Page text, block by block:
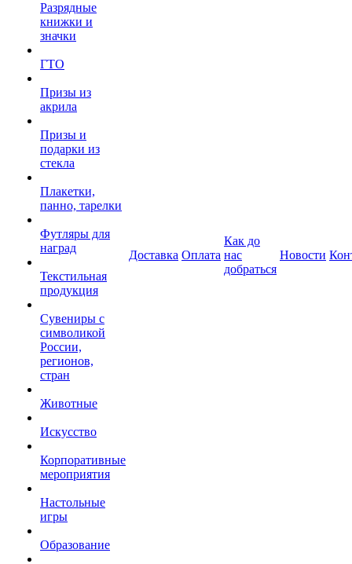
Разрядные
книжки и
значки
ГТО
Призы из
акрила
Призы и
подарки из
стекла
Плакетки,
панно, тарелки
Футляры для
наград
Текстильная
продукция
Сувениры с
символикой
России,
регионов,
стран
Животные
Искусство
Корпоративные
мероприятия
Настольные
игры
Образование
Доставка Оплата
Как до
нас
добраться
Новости